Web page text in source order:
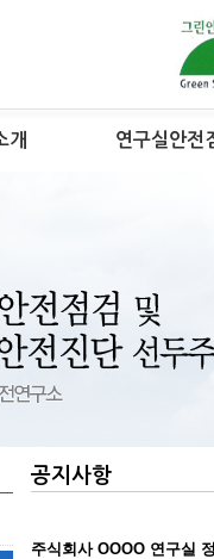
개 연구실안전
공지사항
주식회사 OOOO 연구실